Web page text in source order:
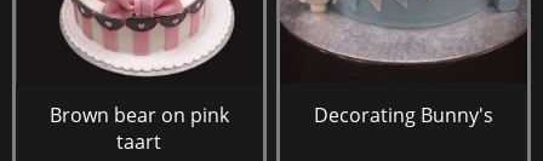
Brown bear on pink
taart
Decorating Bunny's